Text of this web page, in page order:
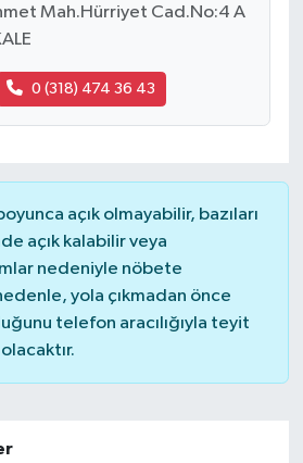
Mah.Hürriyet Cad.No:4 A
0 (318) 474 36 43
açık olmayabilir, bazıları
açık kalabilir veya
nedeniyle nöbete
yola çıkmadan önce
telefon aracılığıyla teyit